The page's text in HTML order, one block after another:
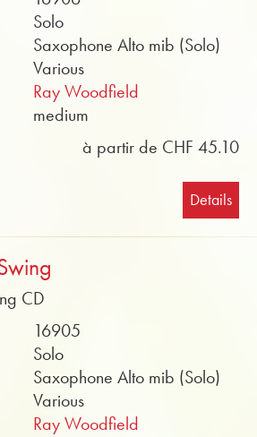
Solo
Saxophone Alto mib (Solo)
Various
Ray Woodfield
medium
à partir de CHF 45.10
Details
CD
16905
Solo
Saxophone Alto mib (Solo)
Various
Ray Woodfield